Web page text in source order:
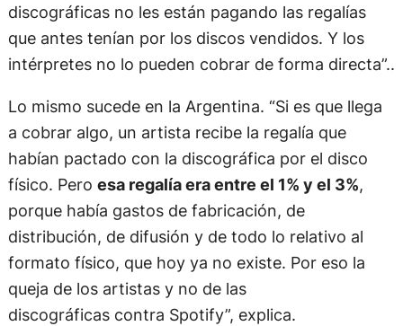
discográficas no les están pagando las regalías
que antes tenían por los discos vendidos. Y los
intérpretes no lo pueden cobrar de forma directa”..
Lo mismo sucede en la Argentina. “Si es que llega
a cobrar algo, un artista recibe la regalía que
habían pactado con la discográfica por el disco
físico. Pero esa regalía era entre el 1% y el 3%,
porque había gastos de fabricación, de
distribución, de difusión y de todo lo relativo al
formato físico, que hoy ya no existe. Por eso la
queja de los artistas y no de las
discográficas contra Spotify”, explica.